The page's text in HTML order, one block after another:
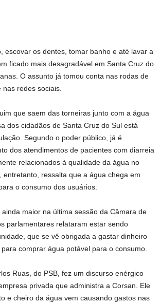
escovar os dentes, tomar banho e até lavar a
ficado mais desagradável em Santa Cruz do
O assunto já tomou conta nas rodas de
redes sociais.
que saem das torneiras junto com a água
dos cidadãos de Santa Cruz do Sul está
Segundo o poder público, já é
dos atendimentos de pacientes com diarreia
relacionados à qualidade da água no
entretanto, ressalta que a água chega em
o consumo dos usuários.
maior na última sessão da Câmara de
parlamentares relataram estar sendo
que se vê obrigada a gastar dinheiro
comprar água potável para o consumo.
Ruas, do PSB, fez um discurso enérgico
privada que administra a Corsan. Ele
e cheiro da água vem causando gastos nas